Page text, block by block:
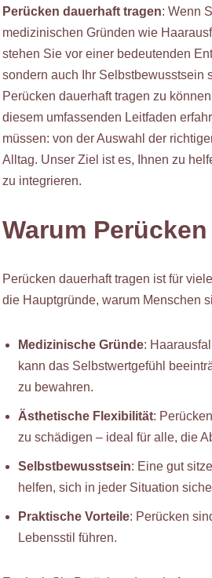
Perücken dauerhaft tragen: Wenn
medizinischen Gründen wie
stehen Sie vor einer bedeutenden
sondern auch Ihr Selbstbewusstsein
Perücken dauerhaft tragen zu
diesem umfassenden Leitfaden
müssen: von der Auswahl der
Alltag. Unser Ziel ist es, Ihnen zu
zu integrieren.
Warum
Perücken dauerhaft tragen ist für
die Hauptgründe, warum Menschen
Medizinische Gründe:
kann das Selbstwertgefühl
zu bewahren.
Ästhetische Flexibilität:
zu schädigen – ideal für alle, die
Selbstbewusstsein: Eine gut
helfen, sich in jeder Situation
Praktische Vorteile: Perücken
Lebensstil führen.